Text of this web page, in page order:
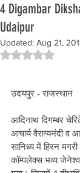
4 Digambar
Udaipur
Updated: Aug 21,
Rated NaN
उदयपुर - राजस्थान
आदिनाथ दिगम्बर
आचार्य वैराग्यनंदी व
सानिध्य में हिरन
कॉम्पलेक्स भव्य